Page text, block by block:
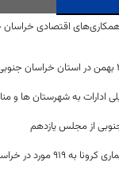
اقتصادی خراسان
ادارات به شهرستان ها و
از مجلس یازدهم
در خراسان جنوبی رسید